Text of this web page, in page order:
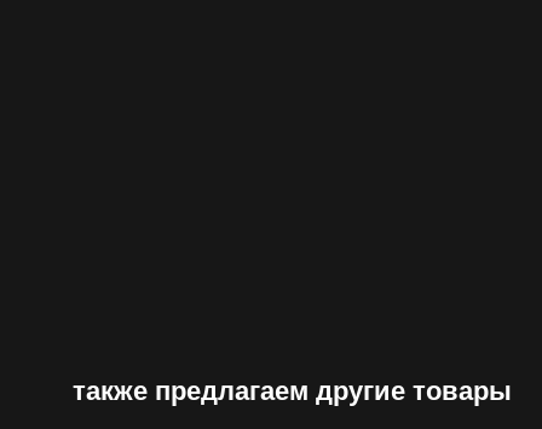
также предлагаем другие товары